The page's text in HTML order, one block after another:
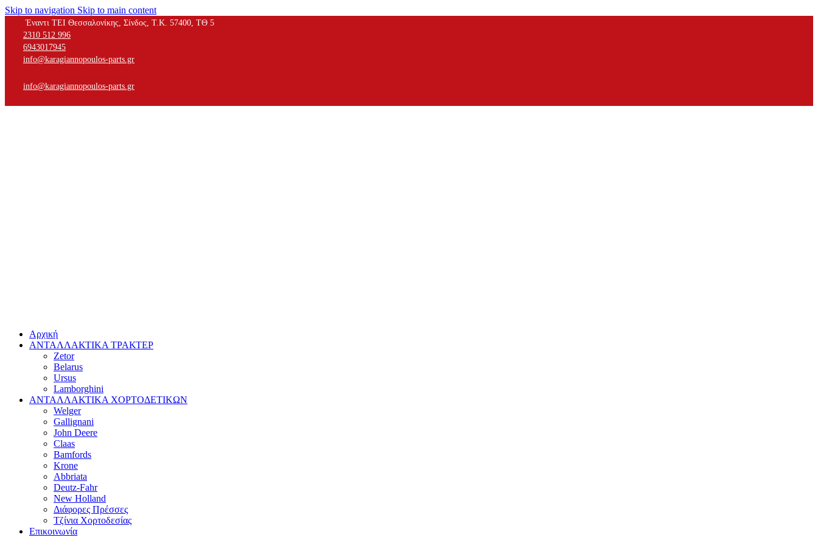
Skip to navigation Skip to main content
Έναντι ΤΕΙ Θεσσαλονίκης, Σίνδος, Τ.Κ. 57400, ΤΘ 5
2310 512 996
6943017945
info@karagiannopoulos-parts.gr
info@karagiannopoulos-parts.gr
Αρχική
ΑΝΤΑΛΛΑΚΤΙΚΑ ΤΡΑΚΤΕΡ
Zetor
Belarus
Ursus
Lamborghini
ΑΝΤΑΛΛΑΚΤΙΚΑ ΧΟΡΤΟΔΕΤΙΚΩΝ
Welger
Gallignani
John Deere
Claas
Bamfords
Krone
Abbriata
Deutz-Fahr
New Holland
Διάφορες Πρέσσες
Τζίνια Χορτοδεσίας
Επικοινωνία